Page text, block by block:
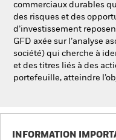
commerciaux durables
des risques et des
d’investissement
GFD axée sur l’analyse
société) qui cherche à
et des titres liés à des
portefeuille, atteindre
INFORMATION